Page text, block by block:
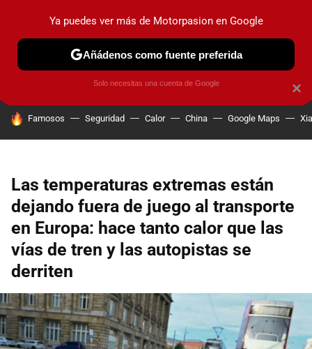
PRUEBAS COCHES ELÉCTRICOS OBSERVATORIO
HOY SE HABLA DE
Famosos Seguridad Calor China Google Maps
Las temperaturas extremas están
dejando fuera de juego al transporte
en Europa: hace tanto calor que las
vías de tren y las autopistas se
derriten
×
Ya puedes ver más de Motorpasion en Google
Añádenos como fuente preferida
Solo necesitas una cuenta de Google